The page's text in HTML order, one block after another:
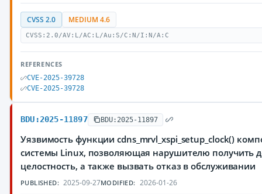
CVSS 2.0 MEDIUM 4.6
CVSS:2.0/AV:L/AC:L/Au:S/C:N/I:N/A:C
REFERENCES
CVE-2025-39728
CVE-2025-39728
BDU:2025-11897 BDU:2025-11897
Уязвимость функции cdns_mrvl_xspi_setup_clock()
системы Linux, позволяющая нарушителю
целостность, а также вызвать отказ в обслуживании
PUBLISHED: 2025-09-27MODIFIED: 2026-01-26